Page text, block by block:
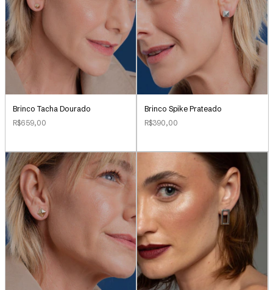
Brinco Tacha Dourado
R$659,00
Brinco Spike Prateado
R$390,00